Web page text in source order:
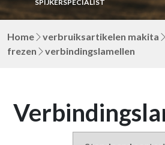
SPIJKERSPECIALIST
Home verbruiksartikelen makita
frezen
verbindingslamellen